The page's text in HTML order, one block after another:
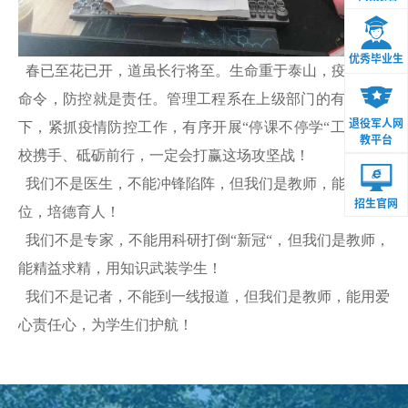
春已至花已开，道虽长行将至。生命重于泰山，疫情就是
命令，防控就是责任。管理工程系在上级部门的有力领导
下，紧抓疫情防控工作，有序开展“停课不停学“工作，家
校携手、砥砺前行，一定会打赢这场攻坚战！
我们不是医生，不能冲锋陷阵，但我们是教师，能坚守岗
位，培德育人！
我们不是专家，不能用科研打倒“新冠“，但我们是教师，
能精益求精，用知识武装学生！
我们不是记者，不能到一线报道，但我们是教师，能用爱
心责任心，为学生们护航！
优秀毕业生
退役军人网
教平台
招生官网